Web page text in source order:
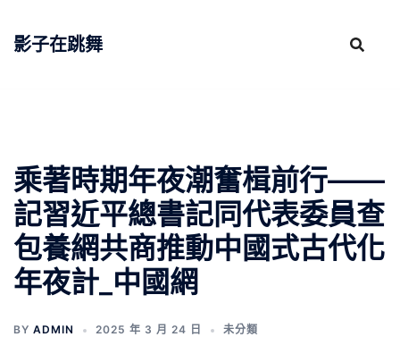
影子在跳舞
乘著時期年夜潮奮楫前行——
記習近平總書記同代表委員查
包養網共商推動中國式古代化
年夜計_中國網
BY ADMIN 2025 年 3 月 24 日 未分類